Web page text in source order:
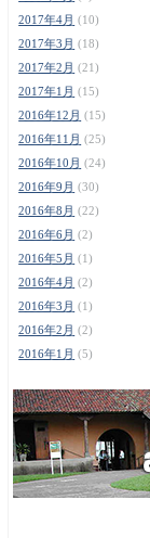
2017年4月 (10)
2017年3月 (18)
2017年2月 (21)
2017年1月 (15)
2016年12月 (15)
2016年11月 (25)
2016年10月 (24)
2016年9月 (30)
2016年8月 (22)
2016年6月 (2)
2016年5月 (1)
2016年4月 (2)
2016年3月 (1)
2016年2月 (2)
2016年1月 (5)